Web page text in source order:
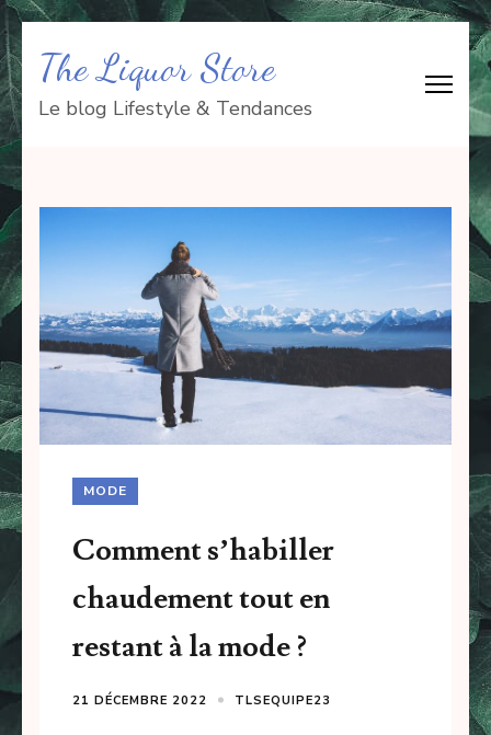
Aller
au
contenu
(Pressez
Entrée)
The Liquor Store
Le blog Lifestyle & Tendances
MODE
Comment s’habiller
chaudement tout en
restant à la mode ?
21 DÉCEMBRE 2022 TLSEQUIPE23